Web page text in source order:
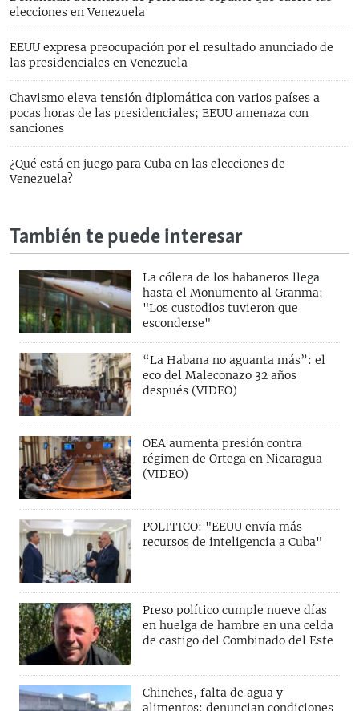
elecciones en Venezuela
EEUU expresa preocupación por el resultado anunciado de
las presidenciales en Venezuela
Chavismo eleva tensión diplomática con varios países a
pocas horas de las presidenciales; EEUU amenaza con
sanciones
¿Qué está en juego para Cuba en las elecciones de
Venezuela?
También te puede interesar
La cólera de los habaneros llega
hasta el Monumento al Granma:
"Los custodios tuvieron que
esconderse"
“La Habana no aguanta más”: el
eco del Maleconazo 32 años
después (VIDEO)
OEA aumenta presión contra
régimen de Ortega en Nicaragua
(VIDEO)
POLITICO: "EEUU envía más
recursos de inteligencia a Cuba"
Preso político cumple nueve días
en huelga de hambre en una celda
de castigo del Combinado del Este
Chinches, falta de agua y
alimentos: denuncian condiciones